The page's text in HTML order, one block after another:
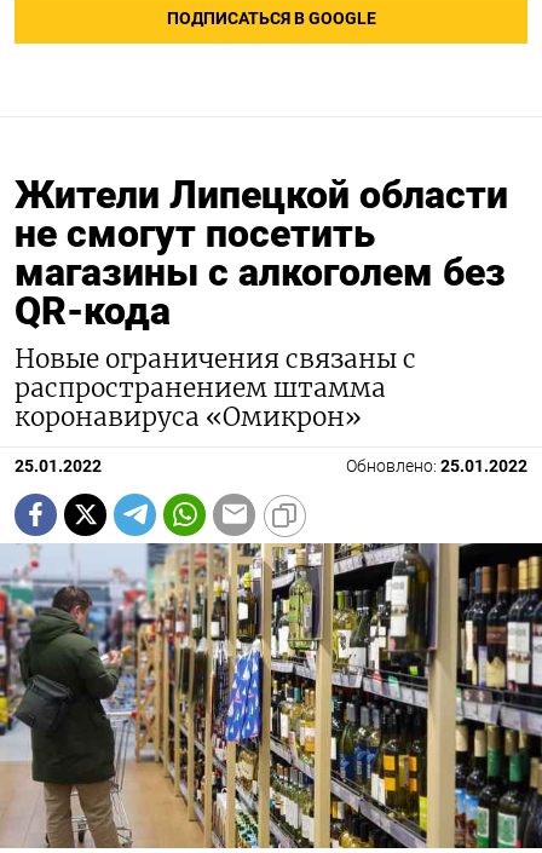
ПОДПИСАТЬСЯ В GOOGLE
Жители Липецкой области
не смогут посетить
магазины с алкоголем без
QR-кода
Новые ограничения связаны с
распространением штамма
коронавируса «Омикрон»
25.01.2022 Обновлено: 25.01.2022